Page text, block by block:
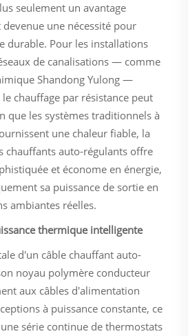
seulement un avantage
une nécessité pour
durable. Pour les installations
de canalisations — comme
Shandong Yulong —
chauffage par résistance peut
que les systèmes traditionnels à
une chaleur fiable, la
chauffants auto-régulants offre
et économe en énergie,
sa puissance de sortie en
ambiantes réelles.
thermique intelligente
d'un câble chauffant auto-
noyau polymère conducteur
aux câbles d'alimentation
à puissance constante, ce
série continue de thermostats